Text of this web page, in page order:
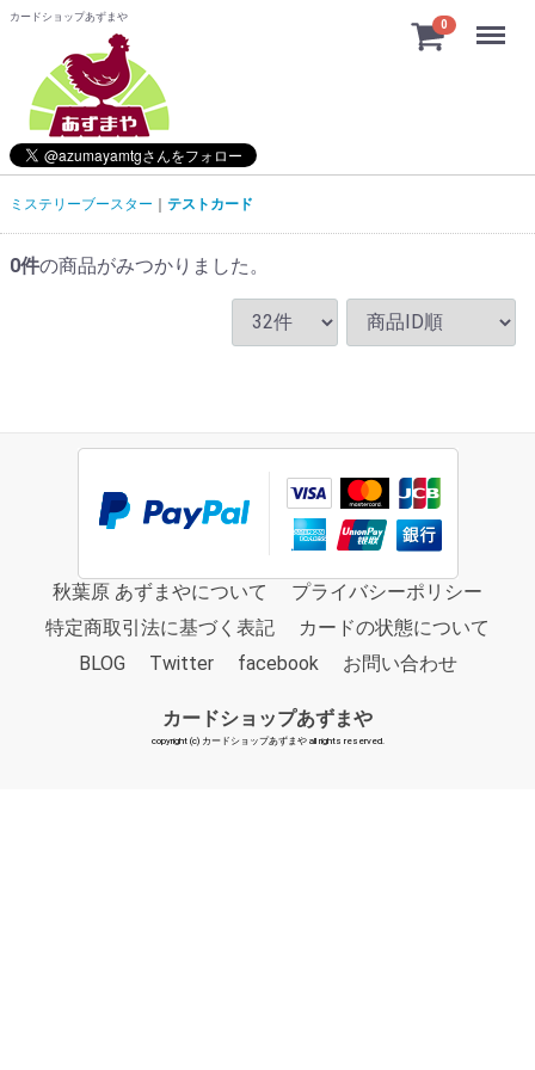
カードショップあずまや
0 Menu
ミステリーブースター テストカード
0件の商品がみつかりました。
秋葉原 あずまやについて
プライバシーポリシー
特定商取引法に基づく表記
カードの状態について
BLOG
Twitter facebook お問い合わせ
カードショップあずまや
copyright (c) カードショップあずまや all rights reserved.